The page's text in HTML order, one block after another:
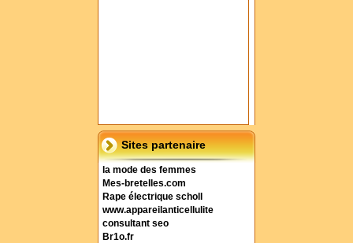
Sites partenaire
la mode des femmes
Mes-bretelles.com
Rape électrique scholl
www.appareilanticellulite
consultant seo
Br1o.fr